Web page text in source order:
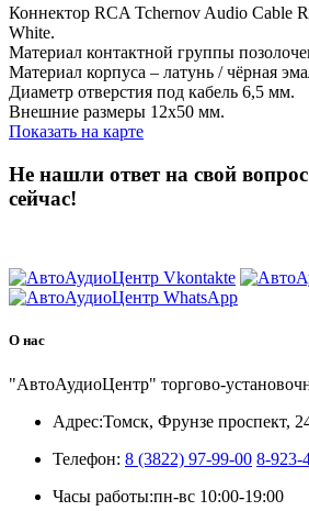
Коннектор RCA Tchernov Audio Cable
White.
Материал контактной группы
Материал корпуса – латунь / чёрная
Диаметр отверстия под кабель 6,5 мм.
Внешние размеры 12х50 мм.
Показать на карте
Не нашли ответ на свой
сейчас!
О нас
"АвтоАудиоЦентр" торгово-
Адрес:Томск, Фрунзе проспект,
Телефон: 8 (3822) 97-99-00 8-923-
Часы работы:пн-вс 10:00-19:00